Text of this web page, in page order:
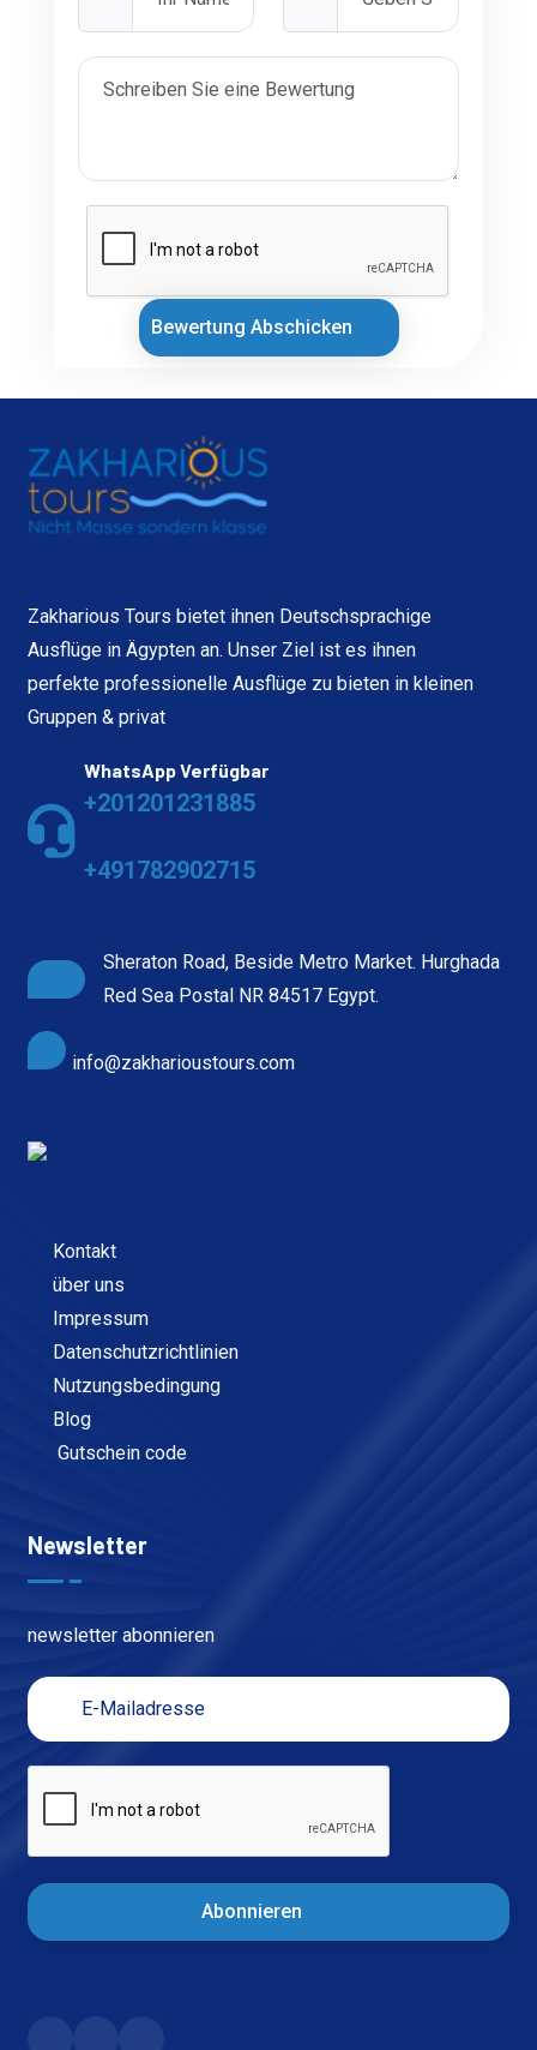
Bewertung Abschicken
Zakharious Tours bietet ihnen Deutschsprachige
Ausflüge in Ägypten an. Unser Ziel ist es ihnen
perfekte professionelle Ausflüge zu bieten in kleinen
Gruppen & privat
WhatsApp Verfügbar
+201201231885
+491782902715
Sheraton Road, Beside Metro Market. Hurghada
Red Sea Postal NR 84517 Egypt.
info@zakharioustours.com
Kontakt
über uns
Impressum
Datenschutzrichtlinien
Nutzungsbedingung
Blog
Gutschein code
Newsletter
newsletter abonnieren
Abonnieren